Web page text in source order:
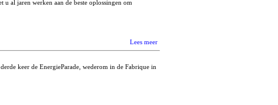
u al jaren werken aan de beste oplossingen om
Lees meer
keer de EnergieParade, wederom in de Fabrique in